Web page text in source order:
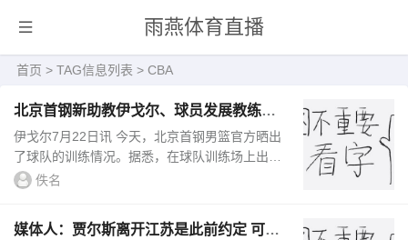
雨燕体育直播
首页 > TAG信息列表 > CBA
北京首钢新助教伊戈尔、球员发展教练麦
特 已参与球队训练工作
伊戈尔7月22日讯 今天，北京首钢男篮官方晒出
了球队的训练情况。据悉，在球队训练场上出现
了两张全新的外籍面孔，他们分别是新任男篮助
佚名
媒体人：贾尔斯离开江苏是此前约定 可自